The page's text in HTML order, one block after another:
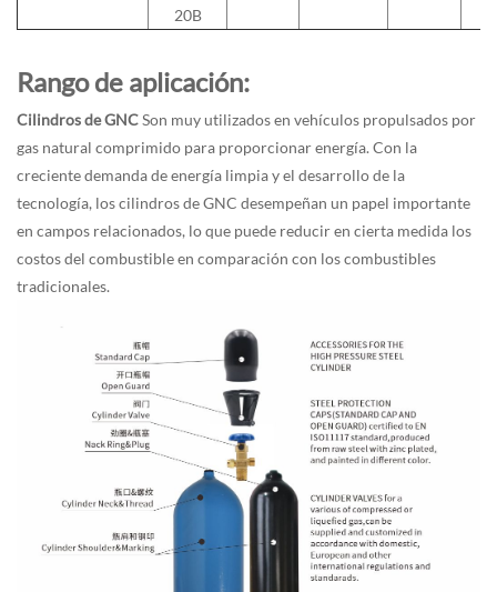
20B
Rango de aplicación:
Cilindros de GNCSon muy utilizados en vehículos propulsados por
gas natural comprimido para proporcionar energía. Con la
creciente demanda de energía limpia y el desarrollo de la
tecnología, los cilindros de GNC desempeñan un papel importante
en campos relacionados, lo que puede reducir en cierta medida los
costos del combustible en comparación con los combustibles
tradicionales.